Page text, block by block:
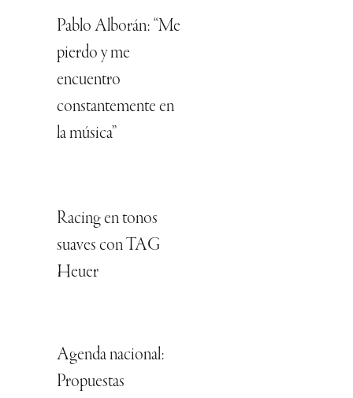
Pablo Alborán: “Me
pierdo y me
encuentro
constantemente en
la música”
Racing en tonos
suaves con TAG
Heuer
Agenda nacional:
Propuestas